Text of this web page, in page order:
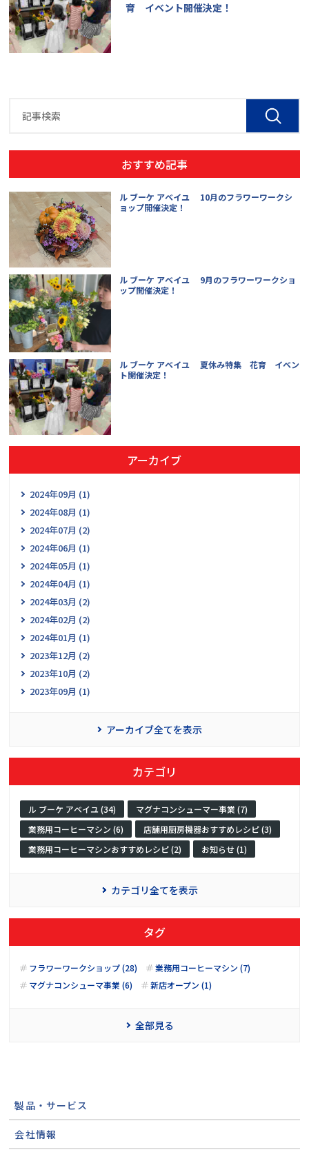
育 イベント開催決定！
おすすめ記事
ル ブーケ アベイユ 10月のフラワーワークシ
ョップ開催決定！
ル ブーケ アベイユ 9月のフラワーワークショ
ップ開催決定！
ル ブーケ アベイユ 夏休み特集 花育 イベン
ト開催決定！
アーカイブ
2024年09月 (1)
2024年08月 (1)
2024年07月 (2)
2024年06月 (1)
2024年05月 (1)
2024年04月 (1)
2024年03月 (2)
2024年02月 (2)
2024年01月 (1)
2023年12月 (2)
2023年10月 (2)
2023年09月 (1)
アーカイブ全てを表示
カテゴリ
ル ブーケ アベイユ (34)
マグナコンシューマー事業 (7)
業務用コーヒーマシン (6)
店舗用厨房機器おすすめレシピ (3)
業務用コーヒーマシンおすすめレシピ (2)
お知らせ (1)
カテゴリ全てを表示
タグ
フラワーワークショップ (28)
業務用コーヒーマシン (7)
マグナコンシューマ事業 (6)
新店オープン (1)
全部見る
製品・サービス
会社情報